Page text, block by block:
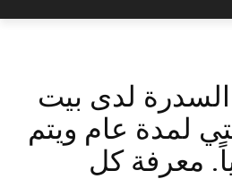
لدى بيت
لمدة عام ويتم
معرفة كل